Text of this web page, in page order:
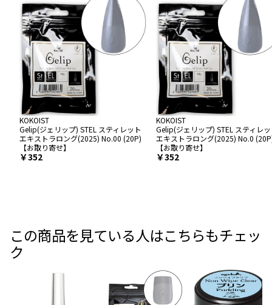
KOKOIST
Gelip(ジェリップ) STEL スティレット
エキストラロング(2025) No.00 (20P)
【お取り寄せ】
￥352
KOKOIST
Gelip(ジェリップ) STEL スティレ
エキストラロング(2025) No.0
【お取り寄せ】
￥352
この商品を見ている人はこちらもチェッ
ク